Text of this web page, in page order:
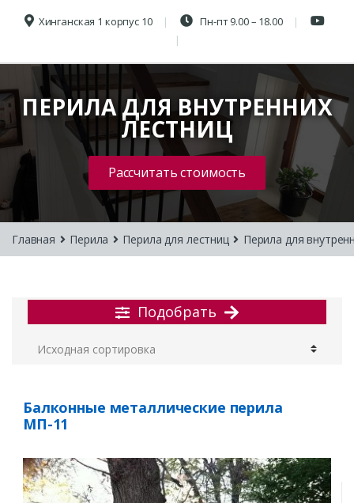
Хинганская 1 корпус 10 Пн-пт 9.00 – 18.00
ПЕРИЛА ДЛЯ ВНУТРЕННИХ
ЛЕСТНИЦ
Рассчитать стоимость
Главная Перила Перила для лестниц Перила для
Подобрать
Балконные металлические перила
МП-11